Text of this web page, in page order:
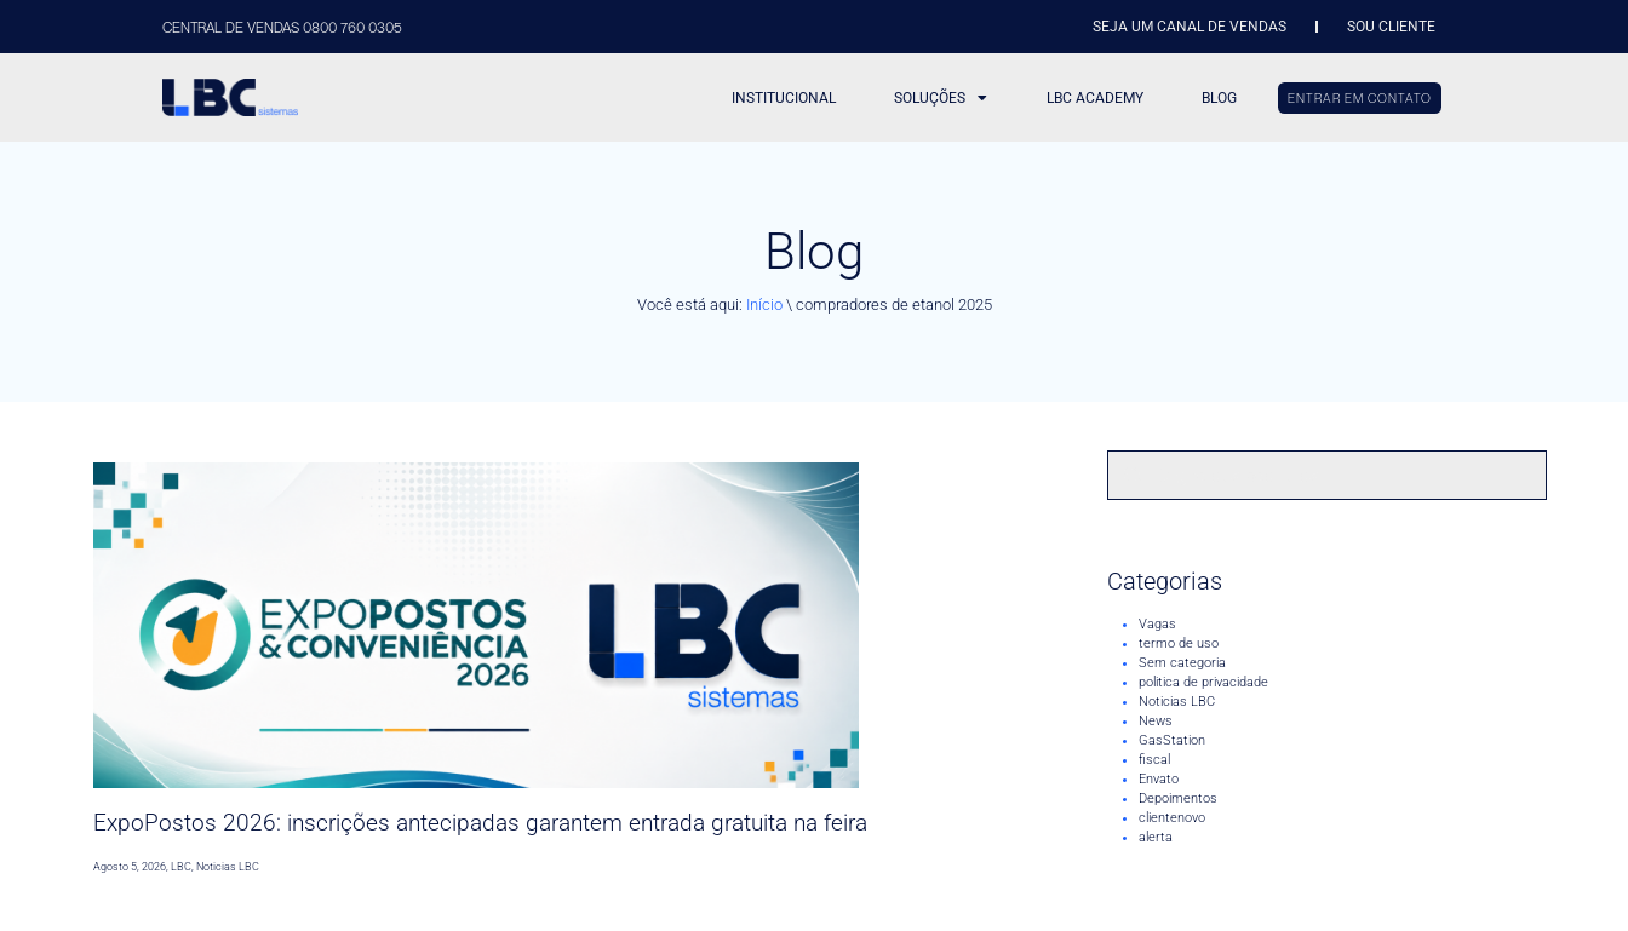
CENTRAL DE VENDAS 0800 760 0305 SEJA UM CANAL DE VENDAS SOU CLIENTE
INSTITUCIONAL SOLUÇÕES LBC ACADEMY BLOG ENTRAR EM CONTATO
Blog
Você está aqui: Início\ compradores de etanol 2025
ExpoPostos 2026: inscrições antecipadas garantem entrada gratuita na feira
Agosto 5, 2026,LBC,Noticias LBC
Categorias
Vagas
termo de uso
Sem categoria
politica de privacidade
Noticias LBC
News
GasStation
fiscal
Envato
Depoimentos
clientenovo
alerta